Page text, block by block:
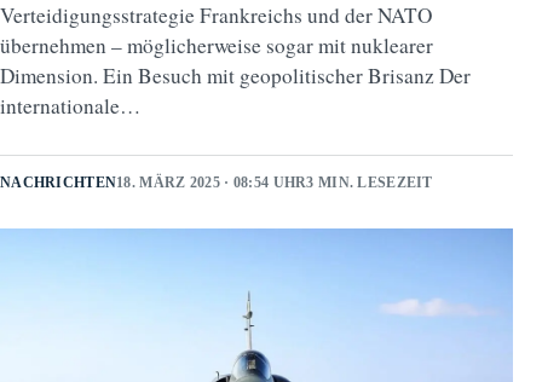
Verteidigungsstrategie Frankreichs und der NATO
übernehmen – möglicherweise sogar mit nuklearer
Dimension. Ein Besuch mit geopolitischer Brisanz Der
internationale…
NACHRICHTEN18. MÄRZ 2025 · 08:54 UHR3 MIN. LESEZEIT